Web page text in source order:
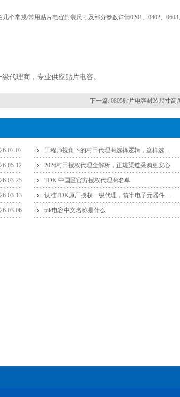
个常规/常用贴片电容封装尺寸及部分参数详情0201、0402、0603
代理商，专业供应贴片电容。
下一篇: 0805贴片电容封装尺寸高
07-07 工程师视角下的村田代理商选择逻辑，这样选少走弯路
05-12 2026村田授权代理全解析，正规渠道采购更安心
03-25 TDK 中国区官方授权代理商名单
03-13 认准TDK原厂授权一级代理，筑牢电子元器件采购品质防线
03-06 tdk电容中文名称是什么